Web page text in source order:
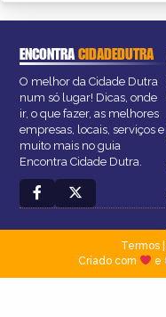
ENCONTRACIDADEDUTRA
O melhor da Cidade Dutra
num só lugar! Dicas, onde
ir, o que fazer, as melhores
empresas, locais, serviços e
muito mais no guia
Encontra Cidade Dutra.
Termos|
Criado com
e